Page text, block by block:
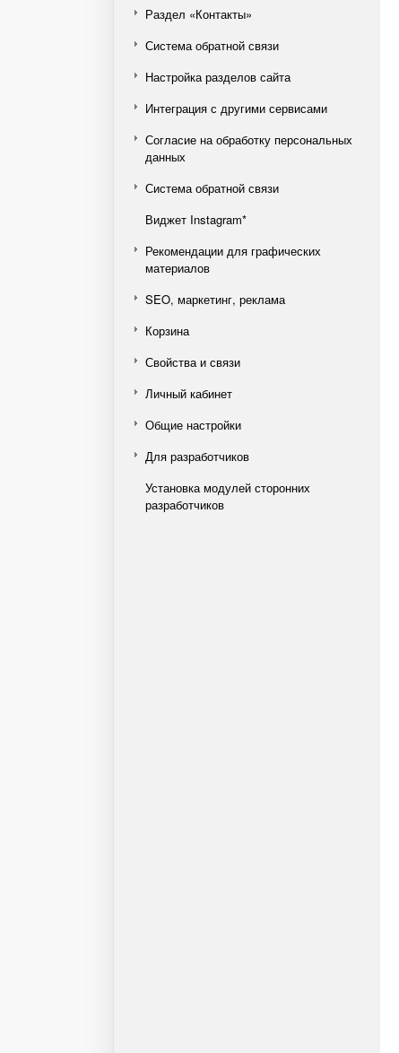
Раздел «Контакты»
Система обратной связи
Настройка разделов сайта
Интеграция с другими сервисами
Согласие на обработку персональных
данных
Система обратной связи
Виджет Instagram*
Рекомендации для графических
материалов
SEO, маркетинг, реклама
Корзина
Свойства и связи
Личный кабинет
Общие настройки
Для разработчиков
Установка модулей сторонних
разработчиков